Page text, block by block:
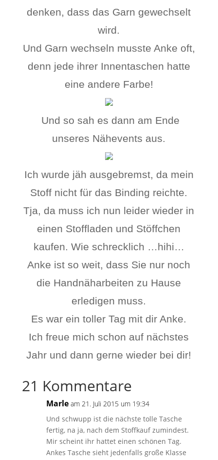
denken, dass das Garn gewechselt
wird.
Und Garn wechseln musste Anke oft,
denn jede ihrer Innentaschen hatte
eine andere Farbe!
Und so sah es dann am Ende
unseres Nähevents aus.
Ich wurde jäh ausgebremst, da mein
Stoff nicht für das Binding reichte.
Tja, da muss ich nun leider wieder in
einen Stoffladen und Stöffchen
kaufen. Wie schrecklich …hihi…
Anke ist so weit, dass Sie nur noch
die Handnäharbeiten zu Hause
erledigen muss.
Es war ein toller Tag mit dir Anke.
Ich freue mich schon auf nächstes
Jahr und dann gerne wieder bei dir!
21 Kommentare
Marle am 21. Juli 2015 um 19:34
Und schwupp ist die nächste tolle Tasche
fertig, na ja, nach dem Stoffkauf zumindest.
Mir scheint ihr hattet einen schönen Tag.
Ankes Tasche sieht jedenfalls große Klasse